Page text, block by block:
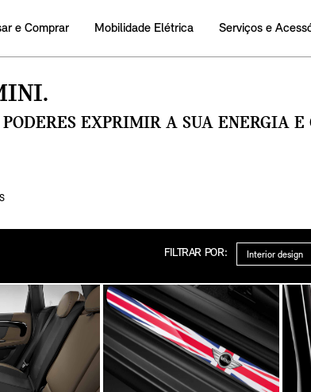
e Comprar Mobilidade Elétrica Serviços e
EXPRIMIR A SUA ENERGIA
FILTRAR POR:
Categoria